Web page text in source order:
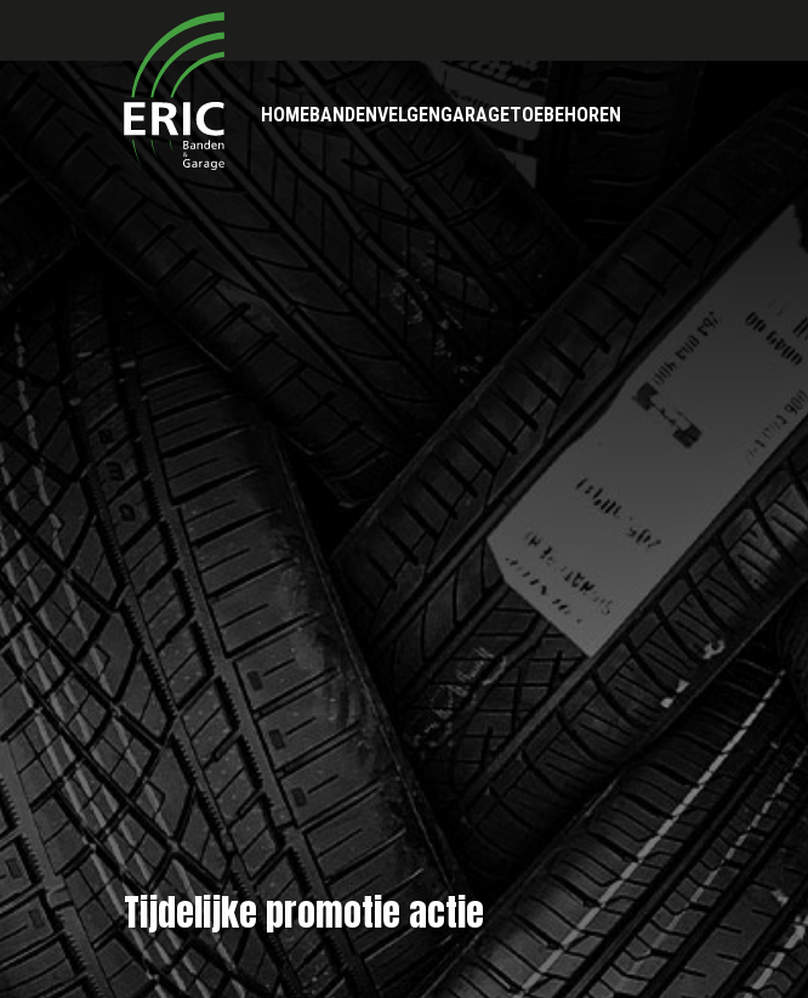
HOMEBANDENVELGENGARAGETOEBEHOREN
Tijdelijke promotie actie